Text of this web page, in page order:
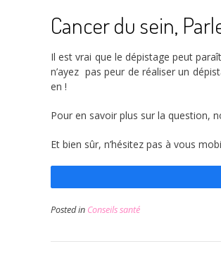
Cancer du sein,
Il est vrai que le dépistage peut
n’ayez pas peur de réaliser un
en !
Pour en savoir plus sur la question,
Et bien sûr, n’hésitez pas à vous
Posted in Conseils santé